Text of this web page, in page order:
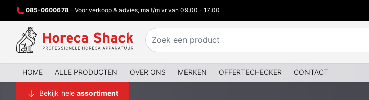
085-0600678 - Voor verkoop & advies, ma t/m vr van 09:00 - 17:00
HOME ALLE PRODUCTEN OVER ONS MERKEN OFFERTECHECKER CONTACT
Bekijk hele assortiment